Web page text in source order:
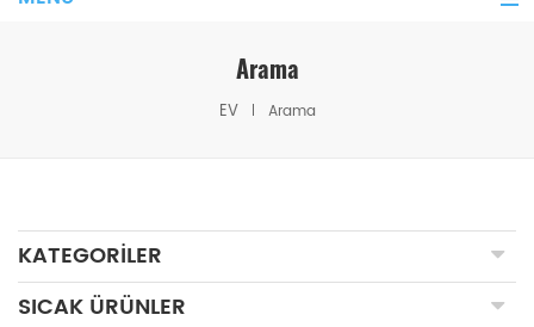
Arama
EV Arama
KATEGORILER
SICAK ÜRÜNLER